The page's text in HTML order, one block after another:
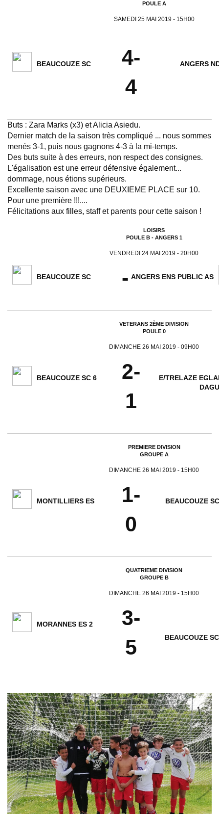
POULE A
SAMEDI 25 MAI 2019 - 15H00
BEAUCOUZE SC
4-
4
ANGERS
Buts : Zara Marks (x3) et Alicia Asiedu.
Dernier match de la saison très compliqué ... nous sommes
menés 3-1, puis nous gagnons 4-3 à la mi-temps.
Des buts suite à des erreurs, non respect des consignes.
L'égalisation est une erreur défensive également...
dommage, nous étions supérieurs.
Excellente saison avec une DEUXIEME PLACE sur 10.
Pour une première !!!....
Félicitations aux filles, staff et parents pour cette saison !
LOISIRS
POULE B - ANGERS 1
VENDREDI 24 MAI 2019 - 20H00
BEAUCOUZE SC - ANGERS ENS PUBLIC AS
VETERANS 2ÈME DIVISION
POULE 0
DIMANCHE 26 MAI 2019 - 09H00
BEAUCOUZE SC 6
2-
1
E/TRELAZE
PREMIERE DIVISION
GROUPE A
DIMANCHE 26 MAI 2019 - 15H00
MONTILLIERS ES
1-
0
BEAUCOUZE
QUATRIEME DIVISION
GROUPE B
DIMANCHE 26 MAI 2019 - 15H00
MORANNES ES 2
3-
5
BEAUCOUZE